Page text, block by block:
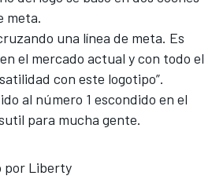
meta.
una línea de meta. Es
el mercado actual y con todo el
con este logotipo”.
al número 1 escondido en el
para mucha gente.
por Liberty